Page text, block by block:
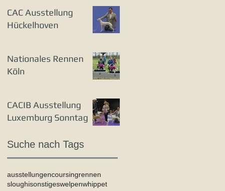
CAC Ausstellung
Hückelhoven
Nationales Rennen
Köln
CACIB Ausstellung
Luxemburg Sonntag
Suche nach Tags
ausstellungencoursingrennen
sloughisonstigeswelpenwhippet